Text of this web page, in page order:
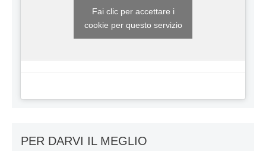
Fai clic per accettare i
cookie per questo servizio
PER DARVI IL MEGLIO